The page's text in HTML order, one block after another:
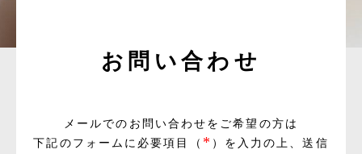
お問い合わせ
メールでのお問い合わせをご希望の方は
下記のフォームに必要項目（ * ）を入力の上、送信